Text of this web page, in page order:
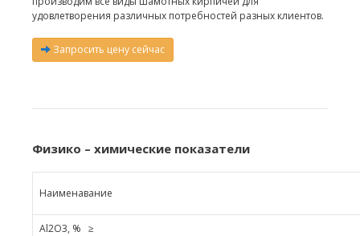
удовлетворения различных потребностей разных клиентов.
Запросить цену сейчас
Физико – химические показатели
Наименавание
Аl2О3, % ≥